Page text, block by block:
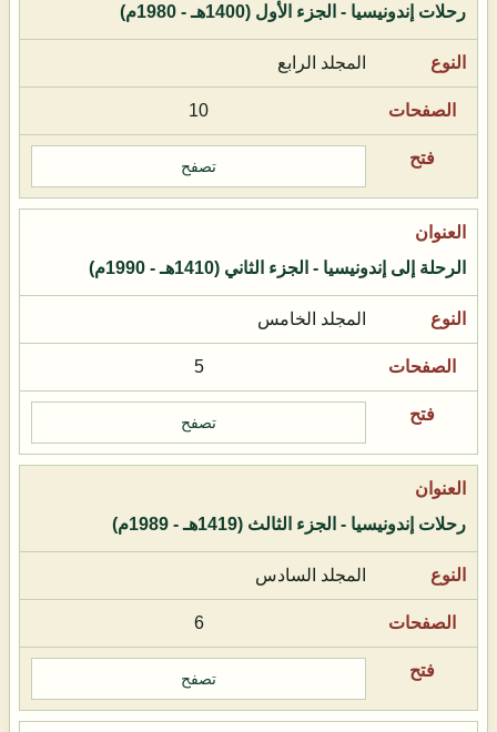
رحلات إندونيسيا - الجزء الأول (1400هـ - 1980م)
المجلد الرابع
10
تصفح
الرحلة إلى إندونيسيا - الجزء الثاني (1410هـ - 1990م)
المجلد الخامس
5
تصفح
رحلات إندونيسيا - الجزء الثالث (1419هـ - 1989م)
المجلد السادس
6
تصفح